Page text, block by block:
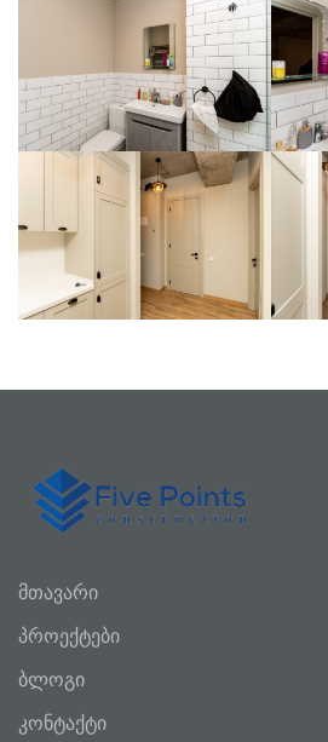
მთავარი
პროექტები
ბლოგი
კონტაქტი